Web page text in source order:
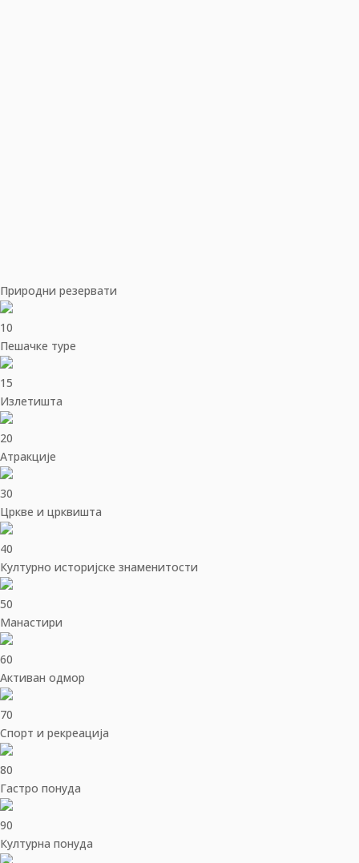
Природни резервати
10
Пешачке туре
15
Излетишта
20
Aтракције
30
Цркве и црквишта
40
Културно историјске знаменитости
50
Манастири
60
Активан одмор
70
Спорт и рекреација
80
Гастро понуда
90
Културна понуда